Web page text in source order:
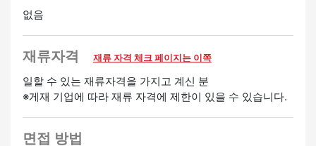
없음
재류자격 재류 자격 체크 페이지는 이쪽
일할 수 있는 재류자격을 가지고 계신 분
※게재 기업에 따라 재류 자격에 제한이 있을 수 있습니다.
면접 방법